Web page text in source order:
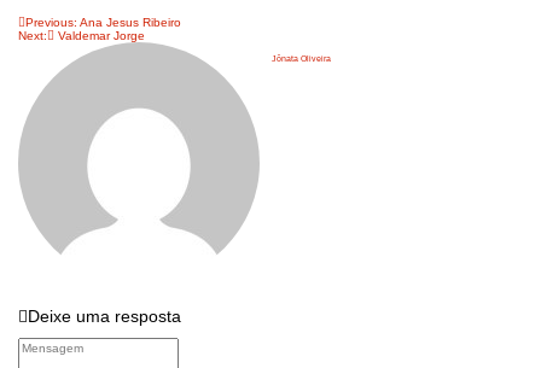
Navegação
de
artigos
Previous: Ana Jesus Ribeiro
Next:
Valdemar Jorge
Jônata Oliveira
Deixe uma resposta